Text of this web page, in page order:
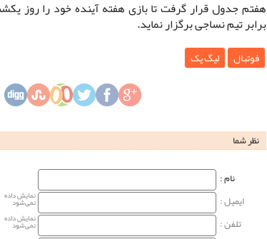
برابر تیم نساجی برگزار نماید.
فوتبال لیگ یک
نظر شما
نام‌ :
ایمیل :
نمایش داده
نمی‌شود
تلفن : نمایش داده
نمی‌شود